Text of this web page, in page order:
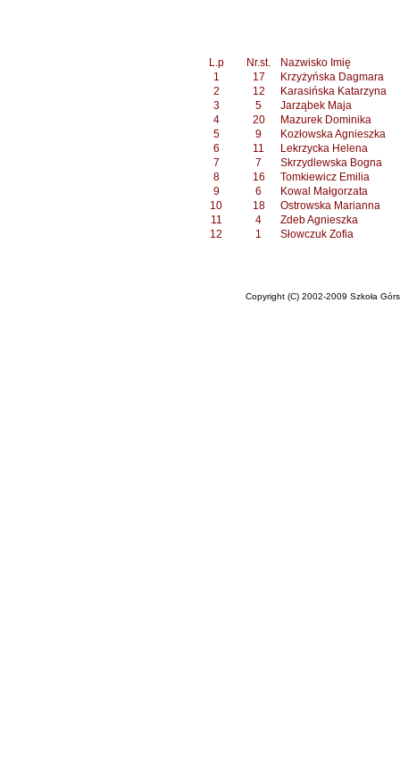
L.p Nr.st.
Nazwisko Imię
1
17
Krzyżyńska Dagmara
2
12
Karasińska Katarzyna
3
5
Jarząbek Maja
4
20
Mazurek Dominika
5
9
Kozłowska Agnieszka
6
11
Lekrzycka Helena
7
7
Skrzydlewska Bogna
8
16
Tomkiewicz Emilia
9
6
Kowal Małgorzata
10
18
Ostrowska Marianna
11
4
Zdeb Agnieszka
12
1 Słowczuk Zofia
Copyright (C) 2002-2009 Szkoła